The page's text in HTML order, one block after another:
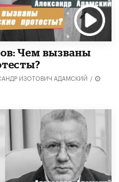
Чем вызваны
ИЗОТОВИЧ АДАМСКИЙ /